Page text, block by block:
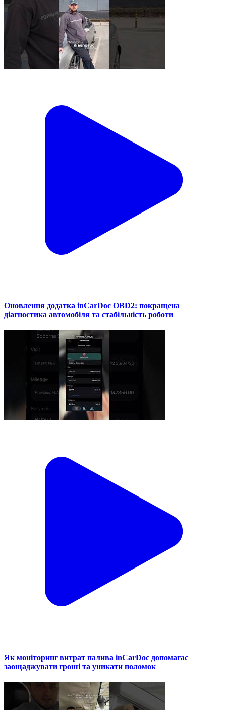
Оновлення додатка inCarDoc OBD2: покращена
діагностика автомобіля та стабільність роботи
Як моніторинг витрат палива inCarDoc допомагає
заощаджувати гроші та уникати поломок